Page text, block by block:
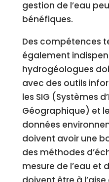
gestion de l’eau
bénéfiques.
Des compétences
également
hydrogéologues
avec des outils
les SIG (Systèmes
Géographique) et
données
doivent avoir une
des méthodes
mesure de l’eau et